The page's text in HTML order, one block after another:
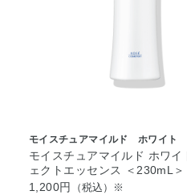
モイスチュアマイルド ホワイト
モイスチュアマイルド ホワイ
ェクトエッセンス ＜230mL＞
1,200円
（税込）※